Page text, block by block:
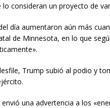
lo consideran un proyecto de
día aumentaron aún más
de Minnesota, en lo que
Trump subió al podio y
envió una advertencia a los